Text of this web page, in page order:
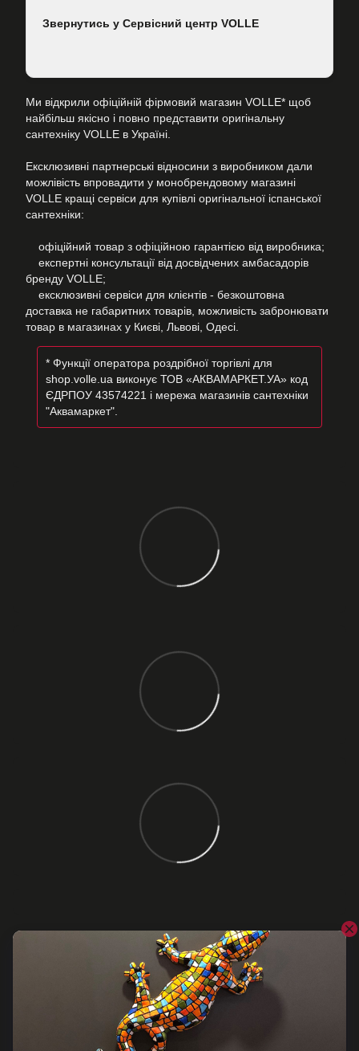
Звернутись у Сервісний центр VOLLE
Ми відкрили офіційній фірмовий магазин VOLLE* щоб
найбільш якісно і повно представити оригінальну
сантехніку VOLLE в Україні.
Ексклюзивні партнерські відносини з виробником дали
можлівість впровадити у монобрендовому магазині
VOLLE кращі сервіси для купівлі оригінальної іспанської
сантехніки:
офіційний товар з офіційною гарантією від виробника;
експертні консультації від досвідчених амбасадорів
бренду VOLLE;
ексклюзивні сервіси для клієнтів - безкоштовна
доставка не габаритних товарів, можливість забронювати
товар в магазинах у Києві, Львові, Одесі.
* Функції оператора роздрібної торгівлі для
shop.volle.ua виконує ТОВ «АКВАМАРКЕТ.УА» код
ЄДРПОУ 43574221 і мережа магазинів сантехніки
"Аквамаркет".